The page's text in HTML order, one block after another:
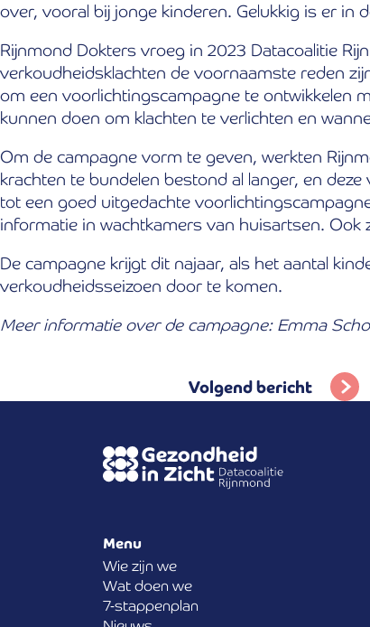
over, vooral bij jonge kinderen. Gelukkig is er
Rijnmond Dokters vroeg in 2023 Datacoalitie
verkoudheidsklachten de voornaamste reden
om een voorlichtingscampagne te ontwikkelen
kunnen doen om klachten te verlichten en
Om de campagne vorm te geven, werkten
krachten te bundelen bestond al langer, en
tot een goed uitgedachte
informatie in wachtkamers van huisartsen.
De campagne krijgt dit najaar, als het aantal
verkoudheidsseizoen door te komen.
Meer informatie over de campagne: Emma
Volgend bericht
Menu
Wie zijn we
Wat doen we
7-stappenplan